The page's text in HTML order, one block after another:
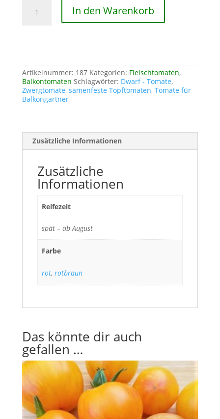
Tasmanien
In den Warenkorb
Artikelnummer: 187 Kategorien: Fleischtomaten,
Balkontomaten Schlagwörter: Dwarf - Tomate,
Zwergtomate, samenfeste Topftomaten, Tomate für
Balkongärtner
Zusätzliche Informationen
Zusätzliche
Informationen
Reifezeit
spät – ab August
Farbe
rot, rotbraun
Das könnte dir auch
gefallen …